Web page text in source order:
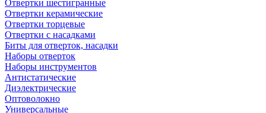
Отвертки шестигранные
Отвертки керамические
Отвертки торцевые
Отвертки с насадками
Биты для отверток, насадки
Наборы отверток
Наборы инструментов
Антистатические
Диэлектрические
Оптоволокно
Универсальные